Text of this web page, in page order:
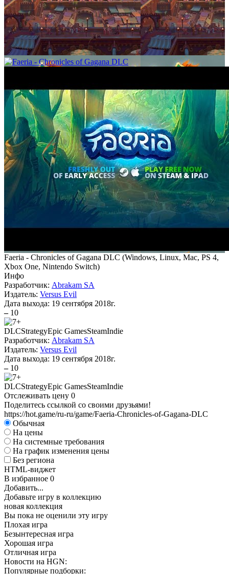
Faeria - Chronicles of Gagana DLC (Windows, Linux, Mac, PS 4,
Xbox One, Nintendo Switch)
Инфо
Разработчик: Abrakam SA
Издатель: Versus Evil
Дата выхода: 19 сентября 2018г.
– 10
DLCStrategyEpic GamesSteamIndie
Разработчик: Abrakam SA
Издатель: Versus Evil
Дата выхода: 19 сентября 2018г.
– 10
DLCStrategyEpic GamesSteamIndie
Отслеживать цену 0
Поделитесь ссылкой со своими друзьями!
https://hot.game/ru-ru/game/Faeria-Chronicles-of-Gagana-DLC
Обычная
На цены
На системные требования
На график изменения цены
Без региона
HTML-виджет
В избранное 0
Добавить...
Добавьте игру в коллекцию
новая коллекция
Вы пока не оценили эту игру
Плохая игра
Безынтересная игра
Хорошая игра
Отличная игра
Новости на HGN:
Популярные подборки: